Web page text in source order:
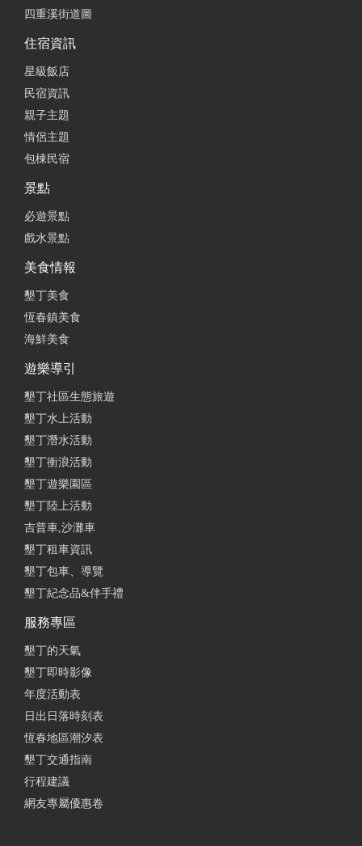
四重溪街道圖
住宿資訊
星級飯店
民宿資訊
親子主題
情侶主題
包棟民宿
景點
必遊景點
戲水景點
美食情報
墾丁美食
恆春鎮美食
海鮮美食
遊樂導引
墾丁社區生態旅遊
墾丁水上活動
墾丁潛水活動
墾丁衝浪活動
墾丁遊樂園區
墾丁陸上活動
吉普車,沙灘車
墾丁租車資訊
墾丁包車、導覽
墾丁紀念品&伴手禮
服務專區
墾丁的天氣
墾丁即時影像
年度活動表
日出日落時刻表
恆春地區潮汐表
墾丁交通指南
行程建議
網友專屬優惠卷